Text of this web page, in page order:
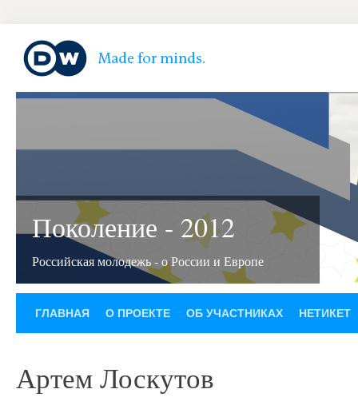
Поколение - 2012
Российская молодежь - о России и Европе
ГЛАВНАЯ О ПРОЕКТЕ ОБ УЧАСТНИКАХ НЕТИКЕТ
Артем Лоскутов